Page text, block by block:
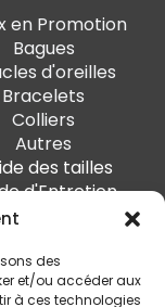
des
et/ou accéder aux
à ces technologies
en Promotion
Bagues
d'oreilles
Bracelets
Colliers
Autres
des tailles
d'Entretien